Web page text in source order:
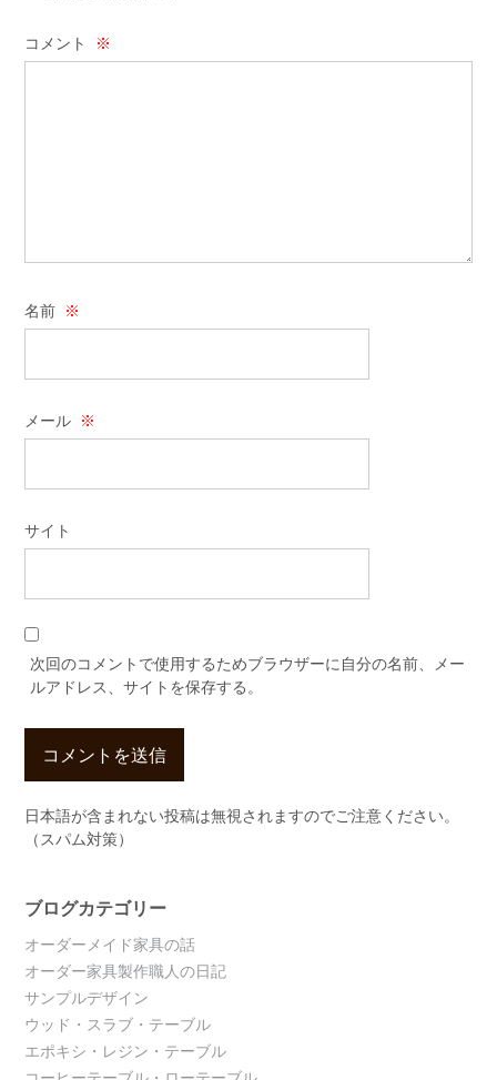
コメント ※
名前 ※
メール ※
サイト
次回のコメントで使用するためブラウザーに自分の名前、メー
ルアドレス、サイトを保存する。
日本語が含まれない投稿は無視されますのでご注意ください。
（スパム対策）
ブログカテゴリー
オーダーメイド家具の話
オーダー家具製作職人の日記
サンプルデザイン
ウッド・スラブ・テーブル
エポキシ・レジン・テーブル